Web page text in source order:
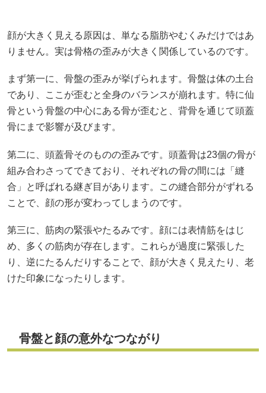
顔が大きく見える原因は、単なる脂肪やむくみだけではあ
りません。実は骨格の歪みが大きく関係しているのです。
まず第一に、骨盤の歪みが挙げられます。骨盤は体の土台
であり、ここが歪むと全身のバランスが崩れます。特に仙
骨という骨盤の中心にある骨が歪むと、背骨を通じて頭蓋
骨にまで影響が及びます。
第二に、頭蓋骨そのものの歪みです。頭蓋骨は23個の骨が
組み合わさってできており、それぞれの骨の間には「縫
合」と呼ばれる継ぎ目があります。この縫合部分がずれる
ことで、顔の形が変わってしまうのです。
第三に、筋肉の緊張やたるみです。顔には表情筋をはじ
め、多くの筋肉が存在します。これらが過度に緊張した
り、逆にたるんだりすることで、顔が大きく見えたり、老
けた印象になったりします。
骨盤と顔の意外なつながり